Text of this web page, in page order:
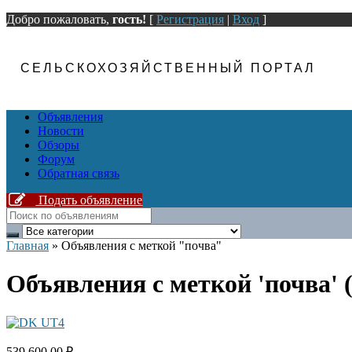
Добро пожаловать, гость! [ Регистрация | Вход ]
СЕЛЬСКОХОЗЯЙСТВЕННЫЙ ПОРТАЛ
Объявления
Новости
Обзоры
Форум
Обратная связь
Подать объявление
Главная » Объявления с меткой "почва"
Объявления с меткой 'почва'